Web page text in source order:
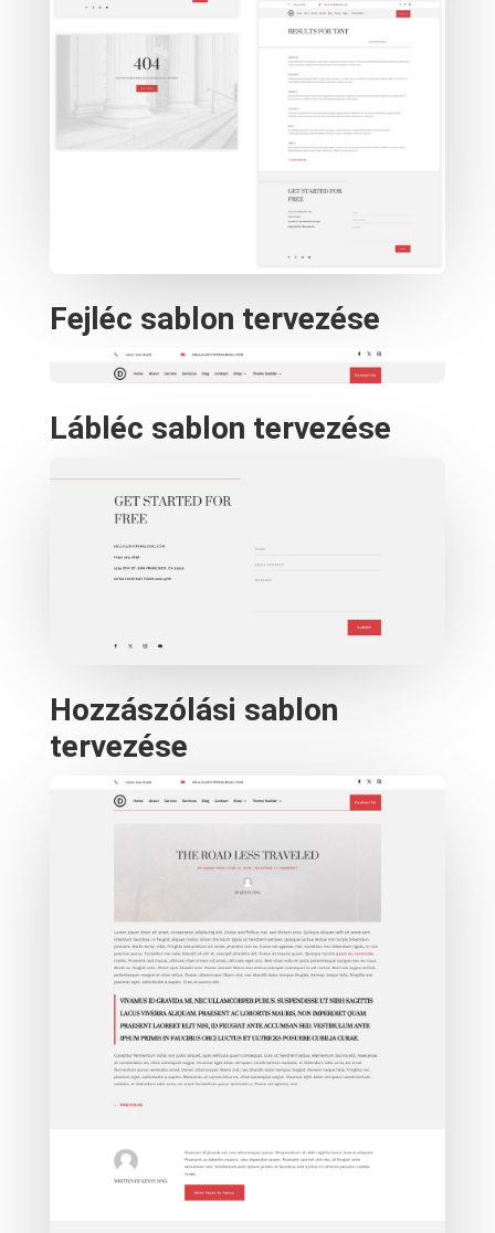
Fejléc sablon tervezése
Lábléc sablon tervezése
Hozzászólási sablon
tervezése